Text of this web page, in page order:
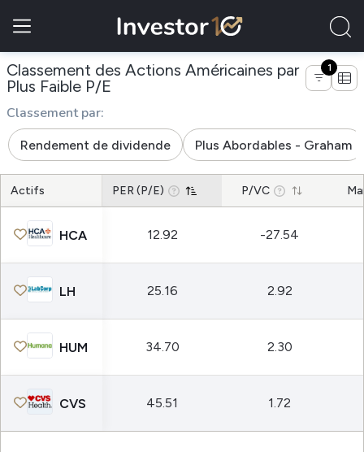
Classement des Actions Américaines par
Plus Faible P/E de entreprises du secteur
1
Classement par:
Rendement de dividende Plus Abordables - Graham
Actifs PER (P/E) P/VC
HCA 12.92 -27.54
LH 25.16 2.92
HUM 34.70 2.30
CVS 45.51 1.72